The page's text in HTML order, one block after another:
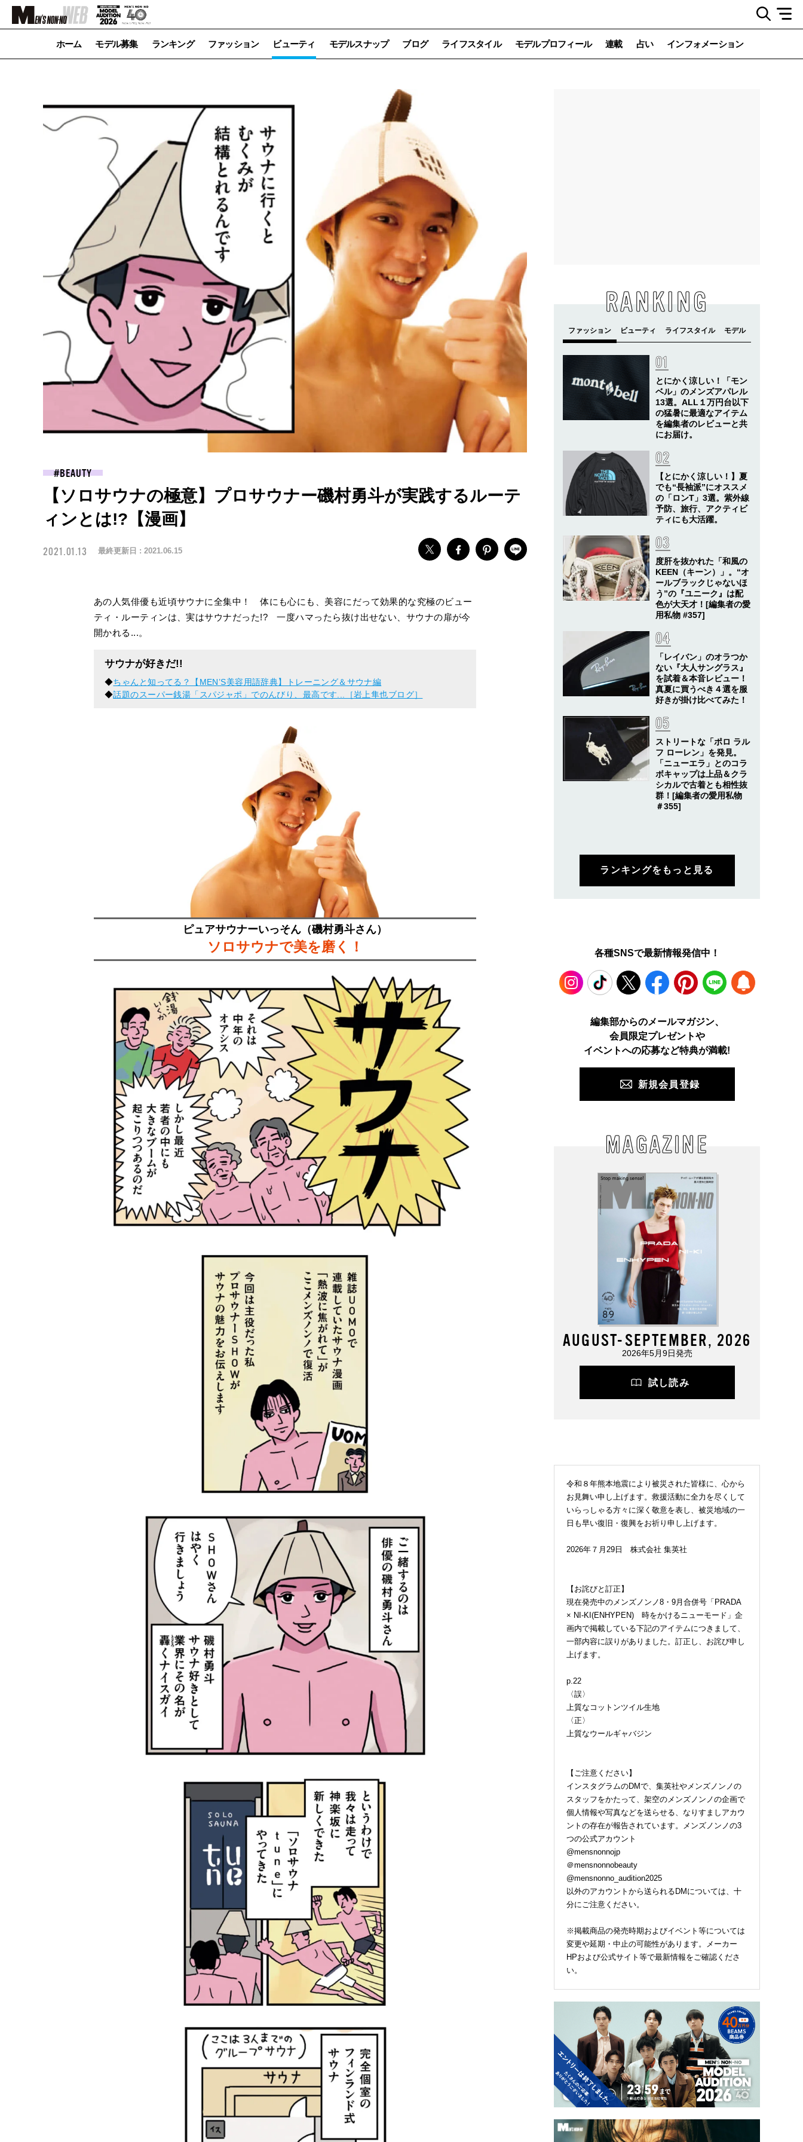
ホーム モデル募集 ランキング ファッション ビューティ モデルスナップ ブログ ライフスタイル モデルプロフィール 連載 占い インフォメーション
BEAUTY
【ソロサウナの極意】プロサウナー磯村勇斗が実践するルーテ
ィンとは!?【漫画】
2021.01.13 最終更新日 : 2021.06.15
あの人気俳優も近頃サウナに全集中！ 体にも心にも、美容にだって効果的な究極のビュー
ティ・ルーティンは、実はサウナだった!? 一度ハマったら抜け出せない、サウナの扉が今
開かれる...。
サウナが好きだ!!
◆ちゃんと知ってる？【MEN’S美容用語辞典】トレーニング＆サウナ編
◆話題のスーパー銭湯「スパジャポ」でのんびり、最高です...［岩上隼也ブログ］
ピュアサウナーいっそん（磯村勇斗さん）
ソロサウナで美を磨く！
RANKING
とにかく涼しい！「モン
ベル」のメンズアパレル
13選。ALL１万円台以下
の猛暑に最適なアイテム
を編集者のレビューと共
にお届け。
【とにかく涼しい！】夏
でも“長袖派”にオススメ
の「ロンT」3選。紫外線
予防、旅行、アクティビ
ティにも大活躍。
度肝を抜かれた「和風の
KEEN（キーン）」。“オ
ールブラックじゃないほ
う”の『ユニーク』は配
色が大天才！[編集者の愛
用私物 #357]
「レイバン」のオラつか
ない『大人サングラス』
を試着＆本音レビュー！
真夏に買うべき４選を服
好きが掛け比べてみた！
ストリートな「ポロ ラル
フ ローレン」を発見。
「ニューエラ」とのコラ
ボキャップは上品＆クラ
シカルで古着とも相性抜
群！[編集者の愛用私物
＃355]
ランキングをもっと見る
各種SNSで最新情報発信中！
TikTok Facebook Pinterest LINE
編集部からのメールマガジン、
会員限定プレゼントや
イベントへの応募など特典が満載!
新規会員登録
MAGAZINE
AUGUST-SEPTEMBER, 2026
2026年5月9日発売
試し読み
令和８年熊本地震により被災された皆様に、心から
お見舞い申し上げます。救援活動に全力を尽くして
いらっしゃる方々に深く敬意を表し、被災地域の一
日も早い復旧・復興をお祈り申し上げます。
2026年７月29日 株式会社 集英社
【お詫びと訂正】
現在発売中のメンズノンノ8・9月合併号「PRADA
× NI-KI(ENHYPEN) 時をかけるニューモード」企
画内で掲載している下記のアイテムにつきまして、
一部内容に誤りがありました。訂正し、お詫び申し
上げます。
p.22
〈誤〉
上質なコットンツイル生地
〈正〉
上質なウールギャバジン
【ご注意ください】
インスタグラムのDMで、集英社やメンズノンノの
スタッフをかたって、架空のメンズノンノの企画で
個人情報や写真などを送らせる、なりすましアカウ
ントの存在が報告されています。メンズノンノの3
つの公式アカウント
@mensnonnojp
＠mensnonnobeauty
@mensnonno_audition2025
以外のアカウントから送られるDMについては、十
分にご注意ください。
※掲載商品の発売時期およびイベント等については
変更や延期・中止の可能性があります。メーカー
HPおよび公式サイト等で最新情報をご確認くださ
い。